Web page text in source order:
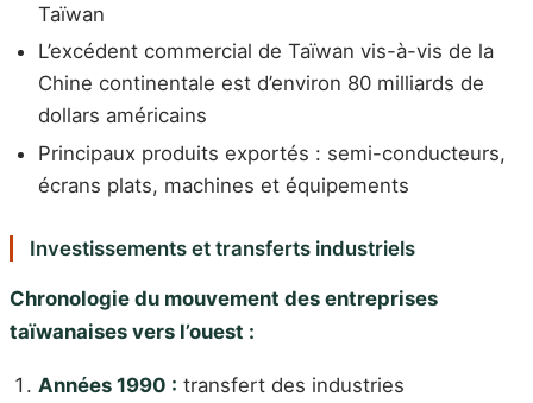
Taïwan
L’excédent commercial de Taïwan vis-à-vis de la
Chine continentale est d’environ 80 milliards de
dollars américains
Principaux produits exportés : semi-conducteurs,
écrans plats, machines et équipements
Investissements et transferts industriels
Chronologie du mouvement des entreprises
taïwanaises vers l’ouest :
Années 1990 : transfert des industries